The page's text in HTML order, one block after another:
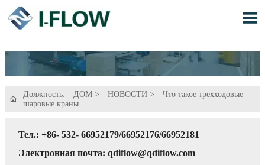


Должность: ДОМ> НОВОСТИ>
Что такое трехходовые
шаровые краны
Тел.: +86- 532- 66952179/66952176/66952181
Электронная почта: qdiflow@qdiflow.com